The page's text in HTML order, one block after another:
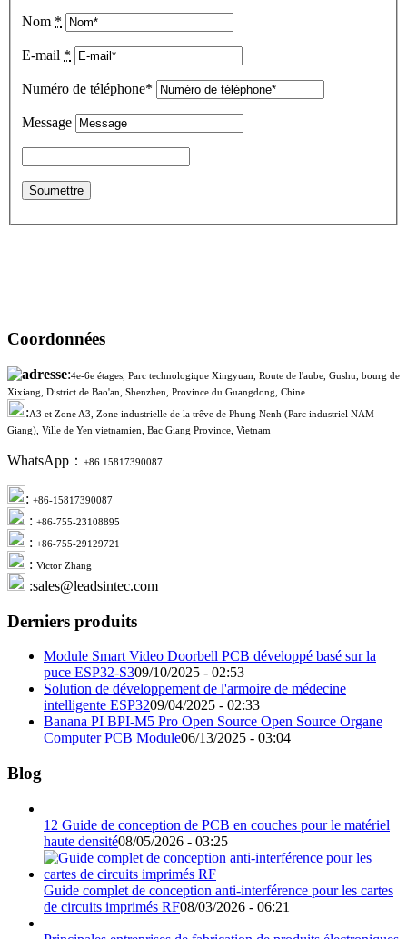
Nom *
E-mail *
Numéro de téléphone*
Message
Coordonnées
:4e-6e étages, Parc technologique Xingyuan, Route de l'aube, Gushu, bourg de
Xixiang, District de Bao'an, Shenzhen, Province du Guangdong, Chine
:A3 et Zone A3, Zone industrielle de la trêve de Phung Nenh (Parc industriel NAM
Giang), Ville de Yen vietnamien, Bac Giang Province, Vietnam
WhatsApp： +86 15817390087
: +86-15817390087
: +86-755-23108895
: +86-755-29129721
: Victor Zhang
:sales@leadsintec.com
Derniers produits
Module Smart Video Doorbell PCB développé basé sur la
puce ESP32-S309/10/2025 - 02:53
Solution de développement de l'armoire de médecine
intelligente ESP3209/04/2025 - 02:33
Banana PI BPI-M5 Pro Open Source Open Source Organe
Computer PCB Module06/13/2025 - 03:04
Blog
12 Guide de conception de PCB en couches pour le matériel
haute densité08/05/2026 - 03:25
Guide complet de conception anti-interférence pour les cartes
de circuits imprimés RF08/03/2026 - 06:21